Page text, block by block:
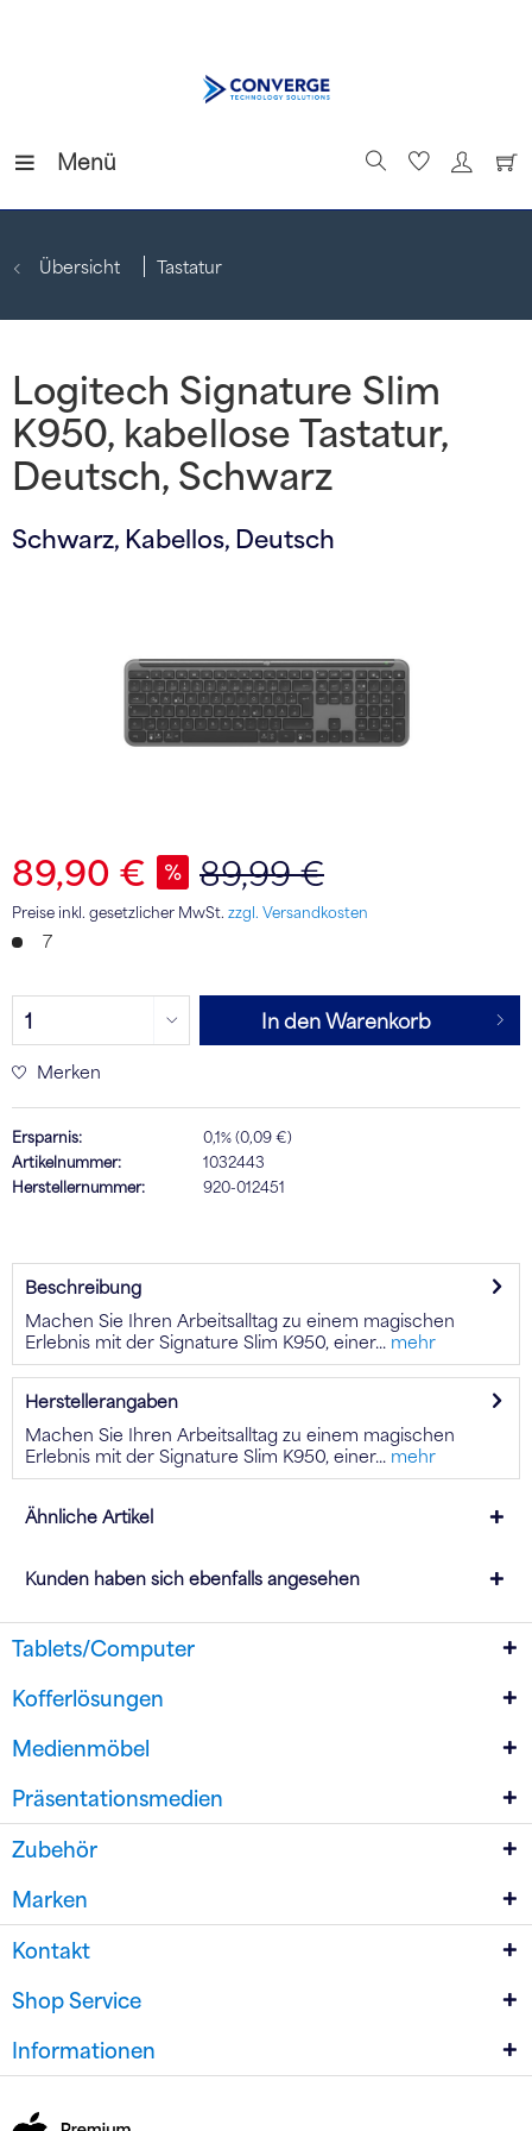
Menü
Übersicht Tastatur
Logitech Signature Slim
K950, kabellose Tastatur,
Deutsch, Schwarz
Schwarz, Kabellos, Deutsch
89,90 € 89,99 €
Preise inkl. gesetzlicher MwSt. zzgl. Versandkosten
7
In den Warenkorb
Merken
Ersparnis:
0,1% (0,09 €)
Artikelnummer:
1032443
Herstellernummer:
920-012451
Beschreibung
Machen Sie Ihren Arbeitsalltag zu einem magischen
Erlebnis mit der Signature Slim K950, einer...
mehr
Herstellerangaben
Machen Sie Ihren Arbeitsalltag zu einem magischen
Erlebnis mit der Signature Slim K950, einer...
mehr
Ähnliche Artikel
Kunden haben sich ebenfalls angesehen
Tablets/Computer
Kofferlösungen
Medienmöbel
Präsentationsmedien
Zubehör
Marken
Kontakt
Shop Service
Informationen